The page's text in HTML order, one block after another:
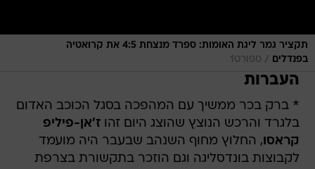
תקציר גמר ליגת האומות: ספרד מנצחת 4:5 את קרואטיה
בפנדלים
/ ספורט1
העברות
* ברק בכר ממשיך עם המהפכה בסגל הכוכב האדום
בלגרד והרכש הנוצץ שהוצג היום זהוז'אן-פיליפ
קראסו, החלוץ מחוף השנהב שבעבר היה מועמד
לקבוצות בונדסליגה וגם הוזכר בתקשורת בצרפת